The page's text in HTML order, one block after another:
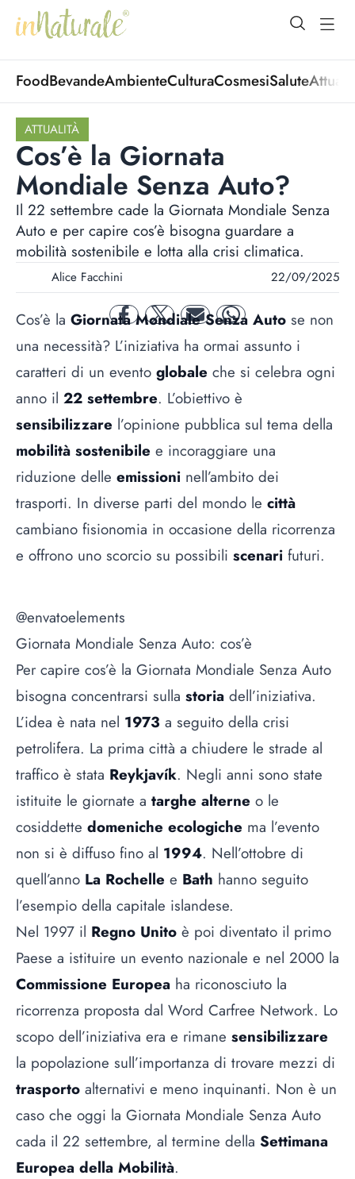
open
FoodBevandeAmbienteCulturaCosmesiSalute
ATTUALITÀ
Cos’è la Giornata
Mondiale Senza Auto?
Il 22 settembre cade la Giornata Mondiale Senza
Auto e per capire cos’è bisogna guardare a
mobilità sostenibile e lotta alla crisi climatica.
Alice Facchini 22/09/2025
facebooktwitter mail whatsapp
Cos’è la Giornata Mondiale Senza Auto se non
una necessità? L’iniziativa ha ormai assunto i
caratteri di un evento globale che si celebra ogni
anno il 22 settembre. L’obiettivo è
sensibilizzare l’opinione pubblica sul tema della
mobilità sostenibile e incoraggiare una
riduzione delle emissioni nell’ambito dei
trasporti. In diverse parti del mondo le città
cambiano fisionomia in occasione della ricorrenza
e offrono uno scorcio su possibili scenari futuri.
@envatoelements
Giornata Mondiale Senza Auto: cos’è
Per capire cos’è la Giornata Mondiale Senza Auto
bisogna concentrarsi sulla storia dell’iniziativa.
L’idea è nata nel 1973 a seguito della crisi
petrolifera. La prima città a chiudere le strade al
traffico è stata Reykjavík. Negli anni sono state
istituite le giornate a targhe alterne o le
cosiddette domeniche ecologiche ma l’evento
non si è diffuso fino al 1994. Nell’ottobre di
quell’anno La Rochelle e Bath hanno seguito
l’esempio della capitale islandese.
Nel 1997 il Regno Unito è poi diventato il primo
Paese a istituire un evento nazionale e nel 2000 la
Commissione Europea ha riconosciuto la
ricorrenza proposta dal Word Carfree Network. Lo
scopo dell’iniziativa era e rimane sensibilizzare
la popolazione sull’importanza di trovare mezzi di
trasporto alternativi e meno inquinanti. Non è un
caso che oggi la Giornata Mondiale Senza Auto
cada il 22 settembre, al termine della Settimana
Europea della Mobilità.